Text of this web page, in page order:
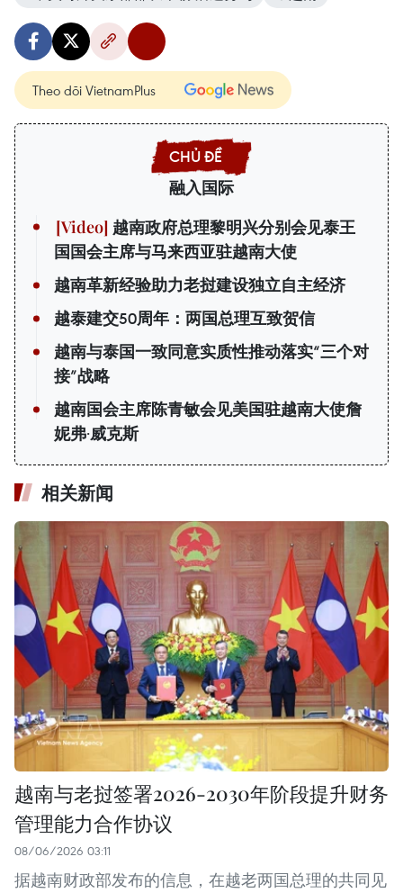
Theo dõi VietnamPlus
融入国际
越南政府总理黎明兴分别会见泰王
国国会主席与马来西亚驻越南大使
越南革新经验助力老挝建设独立自主经济
越泰建交50周年：两国总理互致贺信
越南与泰国一致同意实质性推动落实“三个对
接”战略
越南国会主席陈青敏会见美国驻越南大使詹
妮弗·威克斯
相关新闻
越南与老挝签署2026-2030年阶段提升财务
管理能力合作协议
08/06/2026 03:11
据越南财政部发布的信息，在越老两国总理的共同见